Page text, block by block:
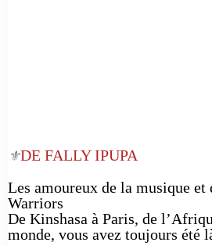
⚜️DE FALLY IPUPA
Les amoureux de la musique
Warriors
De Kinshasa à Paris, de
monde, vous avez toujours été